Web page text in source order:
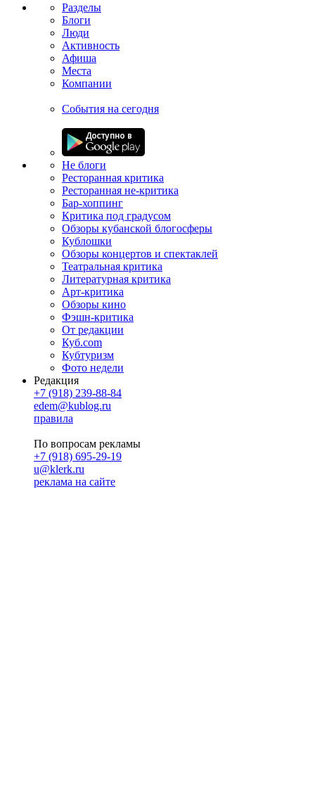
Разделы
Блоги
Люди
Активность
Афиша
Места
Компании
События на сегодня
Не блоги
Ресторанная критика
Ресторанная не-критика
Бар-хоппинг
Критика под градусом
Обзоры кубанской блогосферы
Кублошки
Обзоры концертов и спектаклей
Театральная критика
Литературная критика
Арт-критика
Обзоры кино
Фэшн-критика
От редакции
Куб.com
Кубтуризм
Фото недели
Редакция
+7 (918) 239-88-84
edem@kublog.ru
правила
По вопросам рекламы
+7 (918) 695-29-19
u@klerk.ru
реклама на сайте